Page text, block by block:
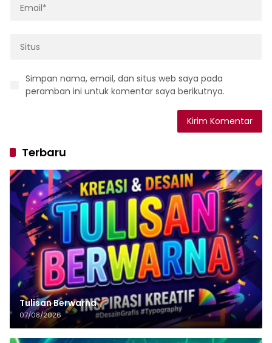
Simpan nama, email, dan situs web saya pada
peramban ini untuk komentar saya berikutnya.
Terbaru
Tulisan‌‌‌‌‌‌‌‌‌‌‌‌‌‌‌‌ Berwarna
07/08/2026